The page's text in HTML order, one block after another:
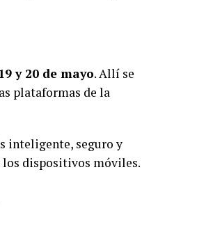
19 y 20 de mayo. Allí se
plataformas de la
inteligente, seguro y
los dispositivos móviles.